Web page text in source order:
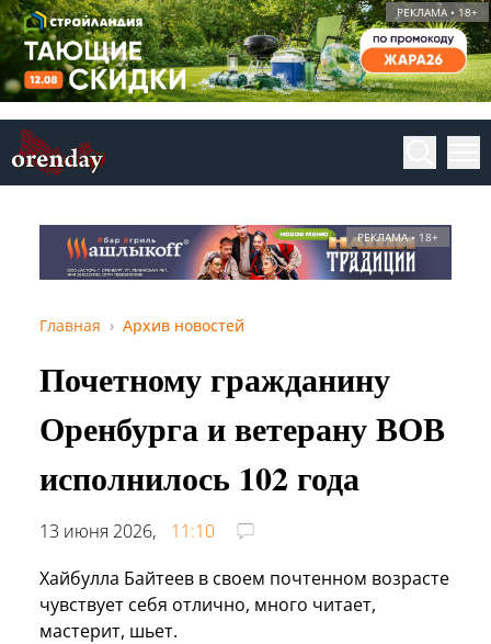
РЕКЛАМА • 18+
РЕКЛАМА • 18+
Главная Архив новостей
Почетному гражданину
Оренбурга и ветерану ВОВ
исполнилось 102 года
13 июня 2026,
11:10
Хайбулла Байтеев в своем почтенном возрасте
чувствует себя отлично, много читает,
мастерит, шьет.